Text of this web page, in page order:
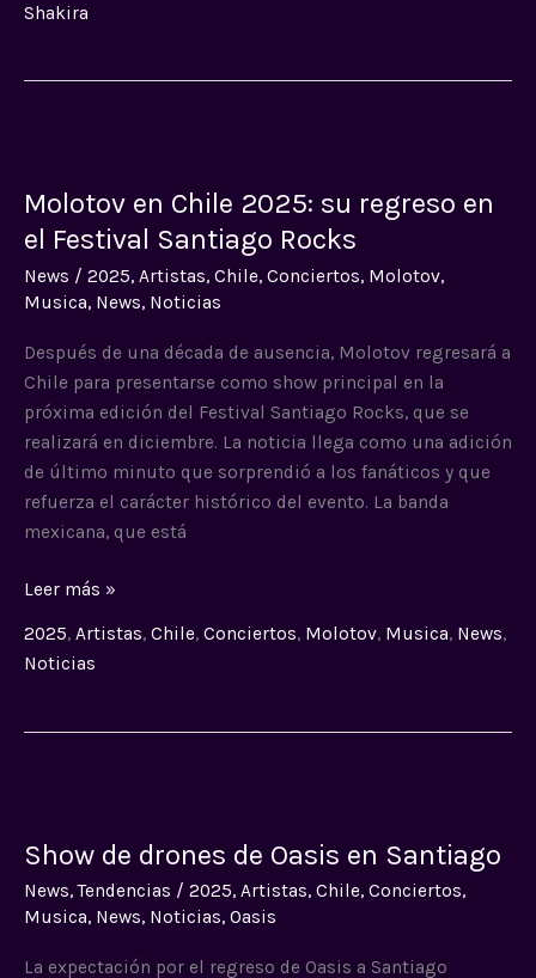
Shakira
Molotov en Chile 2025: su regreso en
el Festival Santiago Rocks
News / 2025, Artistas, Chile, Conciertos, Molotov,
Musica, News, Noticias
Después de una década de ausencia, Molotov regresará a
Chile para presentarse como show principal en la
próxima edición del Festival Santiago Rocks, que se
realizará en diciembre. La noticia llega como una adición
de último minuto que sorprendió a los fanáticos y que
refuerza el carácter histórico del evento. La banda
mexicana, que está
Chile
2025:
regreso
el
Festival
Santiago
Rocks
Leer más »
2025, Artistas, Chile, Conciertos, Molotov, Musica, News,
Noticias
Show de drones de Oasis en Santiago
News,Tendencias / 2025, Artistas, Chile, Conciertos,
Musica, News, Noticias, Oasis
La expectación por el regreso de Oasis a Santiago
drones
de
Oasis
Santiago